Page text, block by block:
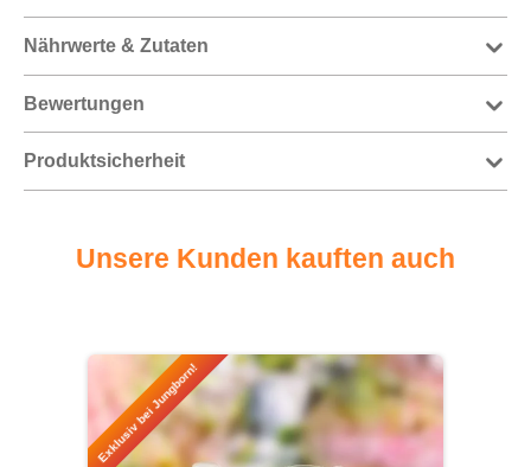
Nährwerte & Zutaten
Bewertungen
Produktsicherheit
Unsere Kunden kauften auch
Produktgalerie überspringen
Exklusiv bei Jungborn!